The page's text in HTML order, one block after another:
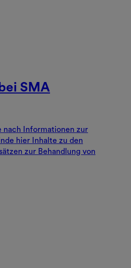
SMA
nach Informationen zur
hier Inhalte zu den
zur Behandlung von